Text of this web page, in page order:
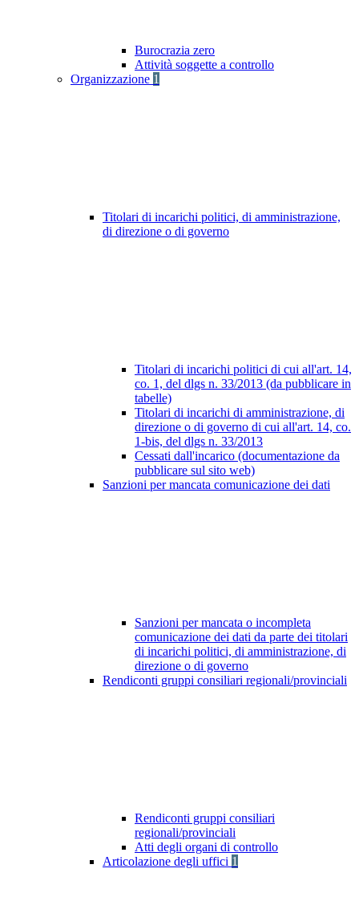
Burocrazia zero
Attività soggette a controllo
Organizzazione 1
Titolari di incarichi politici, di amministrazione,
di direzione o di governo
Titolari di incarichi politici di cui all'art. 14,
co. 1, del dlgs n. 33/2013 (da pubblicare in
tabelle)
Titolari di incarichi di amministrazione, di
direzione o di governo di cui all'art. 14, co.
1-bis, del dlgs n. 33/2013
Cessati dall'incarico (documentazione da
pubblicare sul sito web)
Sanzioni per mancata comunicazione dei dati
Sanzioni per mancata o incompleta
comunicazione dei dati da parte dei titolari
di incarichi politici, di amministrazione, di
direzione o di governo
Rendiconti gruppi consiliari regionali/provinciali
Rendiconti gruppi consiliari
regionali/provinciali
Atti degli organi di controllo
Articolazione degli uffici 1